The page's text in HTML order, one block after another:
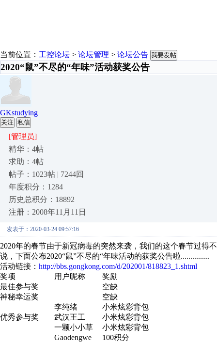
当前位置： 工控论坛 > 论坛管理 > 论坛公告 我要发帖
2020“鼠”不尽的“年味”活动获奖公告
GKstudying
关注 私信
[管理员]
精华：4帖
求助：4帖
帖子：1023帖 | 7244回
年度积分：1284
历史总积分：18892
注册：2008年11月11日
发表于：2020-03-24 09:57:16
2020年的春节由于新冠病毒的突然来袭，我们的这个春节过得
说，下面公布2020“鼠”不尽的“年味活动的获奖公告啦...............
活动链接： http://bbs.gongkong.com/d/202001/818823_1.shtml
奖项
用户昵称
奖励
最佳参与奖
空缺
神秘幸运奖
空缺
优秀参与奖
李纯绪
小米炫彩背包
武汉王工
小米炫彩背包
一颗小小草
小米炫彩背包
Gaodengwe
100积分